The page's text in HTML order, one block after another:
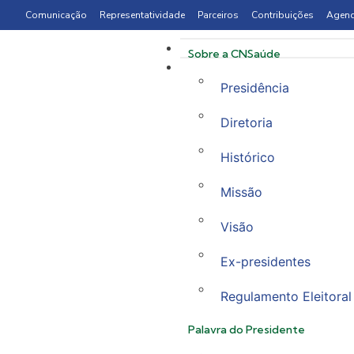
Comunicação Representatividade Parceiros Contribuições
Sobre a CNSaúde
Presidência
Diretoria
Histórico
Missão
Visão
Ex-presidentes
Regulamento Eleitoral
Palavra do Presidente